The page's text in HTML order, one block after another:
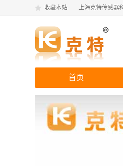
收藏本站 上海克特传感器
首页